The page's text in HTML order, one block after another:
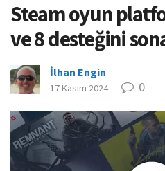
Steam oyun
ve 8 desteğini
İlhan Engin
17 Kasım 2024 0